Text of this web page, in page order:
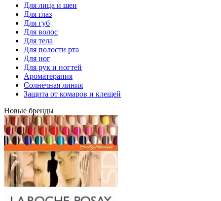
Для лица и шеи
Для глаз
Для губ
Для волос
Для тела
Для полости рта
Для ног
Для рук и ногтей
Ароматерапия
Солнечная линия
Защита от комаров и клещей
Новые бренды